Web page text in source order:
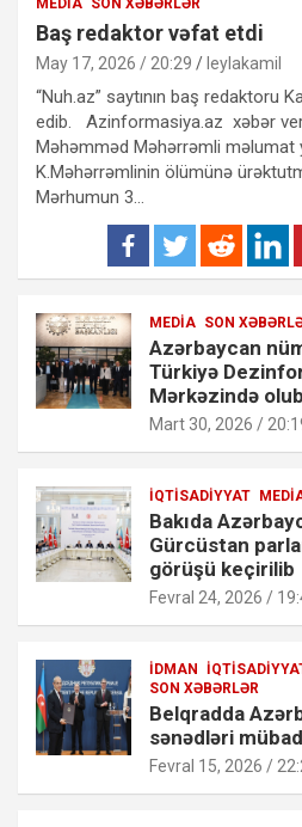
Baş redaktor vəfat etdi
May 17, 2026 / 20:29 leylakamil
“Nuh.az” saytının baş redaktoru
edib. Azinformasiya.az xəbər
Məhəmməd Məhərrəmli məlumat
K.Məhərrəmlinin ölümünə
Mərhumun 3…
MEDIA SON
Azərbaycan
Türkiyə
Mərkəzində olub
Mart 30, 2026 /
İQTISADIYYAT
Bakıda
Gürcüstan
görüşü keçirilib
Fevral 24, 2026 /
İDMAN
SON XƏBƏRLƏR
Belqradda
sənədləri
Fevral 15, 2026 /